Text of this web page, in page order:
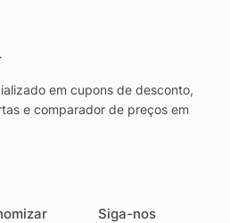
em cupons de desconto,
e comparador de preços em
Siga-nos